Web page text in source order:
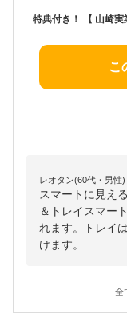
こ
レオタン(60代・男性)
スマートに見え
＆トレイスマー
れます。トレイ
けます。
全